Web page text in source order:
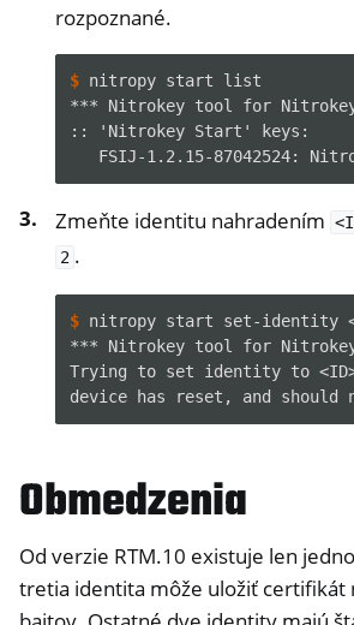
navigation of NitroWall
navigation of NitroWall NW750
navigation of Softvér
rozpoznané.
$ nitropy start
*** Nitrokey tool for
:: 'Nitrokey Start' keys:
FSIJ-1.2.15-87042524:
Zmeňte identitu nahradením
2 .
$ nitropy start set-identity
*** Nitrokey tool for
Trying to set identity to
device has reset, and should
Obmedzenia
Od verzie RTM.10 existuje len
tretia identita môže uložiť certifikát